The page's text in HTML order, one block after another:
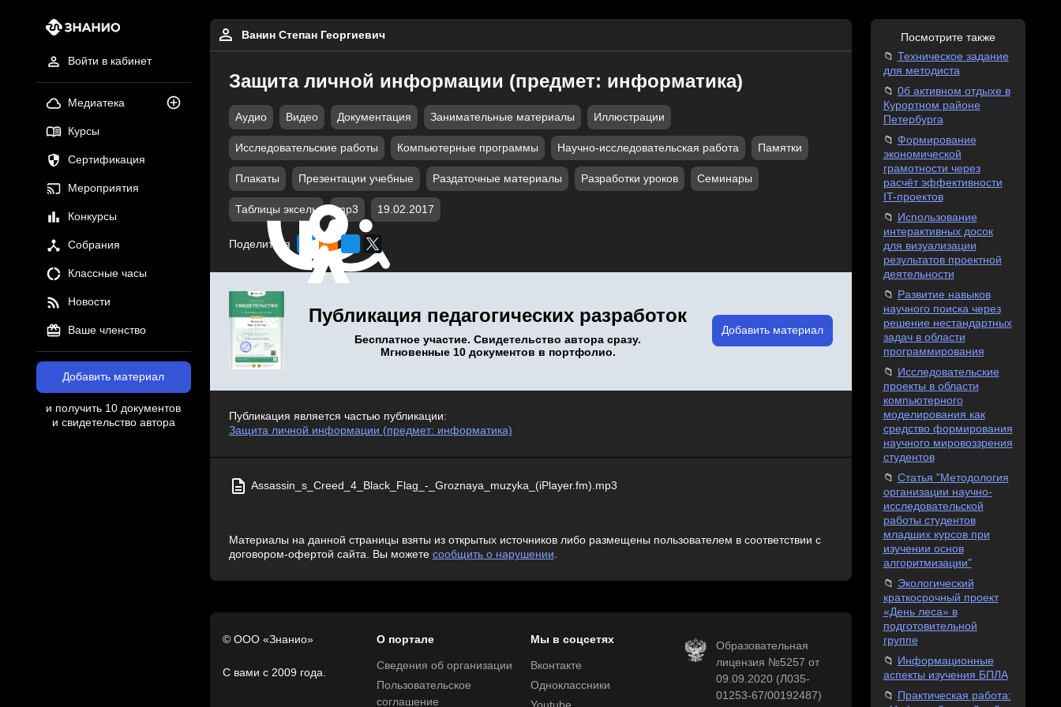
Войти в кабинет
Медиатека
Курсы
Сертификация
Мероприятия
Конкурсы
Собрания
Классные часы
Новости
Ваше членство
Добавить материал
и получить 10 документов
и свидетельство автора
Ванин Степан Георгиевич
Защита личной информации (предмет: информатика)
Аудио Видео Документация Занимательные материалы Иллюстрации
Исследовательские работы Компьютерные программы Научно-исследовательская работа Памятки
Плакаты Презентации учебные Раздаточные материалы Разработки уроков Семинары
Таблицы эксель mp3 19.02.2017
Поделиться
Публикация педагогических разработок
Бесплатное участие. Свидетельство автора сразу.
Мгновенные 10 документов в портфолио.
Добавить материал
Публикация является частью публикации:
Защита личной информации (предмет: информатика)
Assassin_s_Creed_4_Black_Flag_-_Groznaya_muzyka_(iPlayer.fm).mp3
Материалы на данной страницы взяты из открытых источников либо размещены пользователем в соответствии с
договором-офертой сайта. Вы можете сообщить о нарушении.
© ООО «Знанио»
С вами с 2009 года.
О портале
Сведения об организации
Пользовательское
соглашение
Мы в соцсетях
Вконтакте
Одноклассники
Образовательная
лицензия №5257 от
09.09.2020 (Л035-
01253-67/00192487)
Посмотрите также
Техническое задание
для методиста
0б активном отдыхе в
Курортном районе
Петербурга
Формирование
экономической
грамотности через
расчёт эффективности
IT-проектов
Использование
интерактивных досок
для визуализации
результатов проектной
деятельности
Развитие навыков
научного поиска через
решение нестандартных
задач в области
программирования
Исследовательские
проекты в области
компьютерного
моделирования как
средство формирования
научного мировоззрения
студентов
Статья "Методология
организации научно-
исследовательской
работы студентов
младших курсов при
изучении основ
алгоритмизации"
Экологический
краткосрочный проект
«День леса» в
подготовительной
группе
Информационные
аспекты изучения БПЛА
Практическая работа: